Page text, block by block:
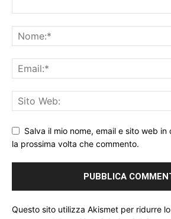
Salva il mio nome, email e sito web
la prossima volta che commento.
Questo sito utilizza Akismet per ridurre